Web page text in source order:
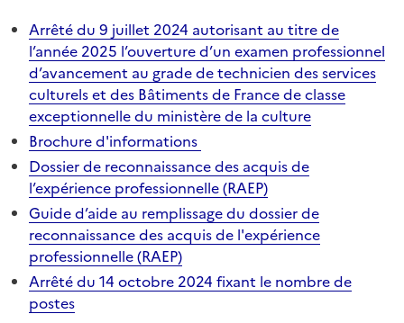
Arrêté du 9 juillet 2024 autorisant au titre de
l’année 2025 l’ouverture d’un examen professionnel
d’avancement au grade de technicien des services
culturels et des Bâtiments de France de classe
exceptionnelle du ministère de la culture
Brochure d'informations
Dossier de reconnaissance des acquis de
l’expérience professionnelle (RAEP)
Guide d’aide au remplissage du dossier de
reconnaissance des acquis de l'expérience
professionnelle (RAEP)
Arrêté du 14 octobre 2024 fixant le nombre de
postes